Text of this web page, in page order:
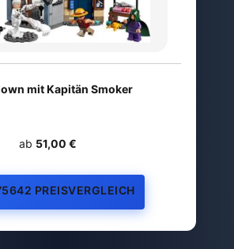
mit Kapitän Smoker
ab 51,00 €
PREISVERGLEICH